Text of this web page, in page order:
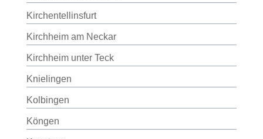
Kirchentellinsfurt
Kirchheim am Neckar
Kirchheim unter Teck
Knielingen
Kolbingen
Köngen